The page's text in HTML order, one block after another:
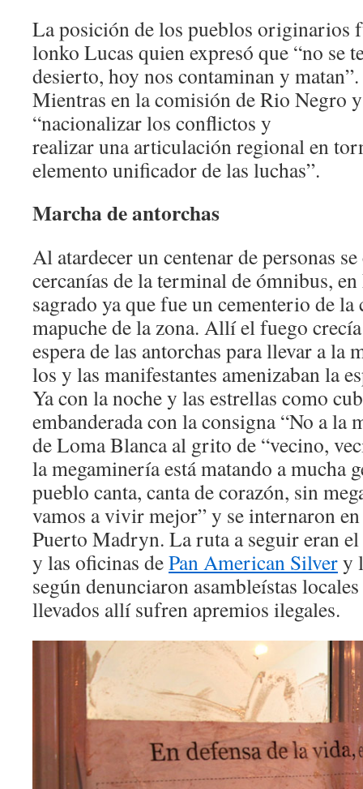
La posición de los pueblos originarios
lonko Lucas quien expresó que “no se
desierto, hoy nos contaminan y matan”.
Mientras en la comisión de Rio Negro
“nacionalizar los conflictos y
realizar una articulación regional en
elemento unificador de las luchas”.
Marcha de antorchas
Al atardecer un centenar de personas
cercanías de la terminal de ómnibus,
sagrado ya que fue un cementerio de
mapuche de la zona. Allí el fuego
espera de las antorchas para llevar a la
los y las manifestantes amenizaban la
Ya con la noche y las estrellas como
embanderada con la consigna “No a la
de Loma Blanca al grito de “vecino,
la megaminería está matando a mucha
pueblo canta, canta de corazón, sin
vamos a vivir mejor” y se internaron
Puerto Madryn. La ruta a seguir eran
y las oficinas dePan American Silvery
según denunciaron asambleístas
llevados allí sufren apremios ilegales.